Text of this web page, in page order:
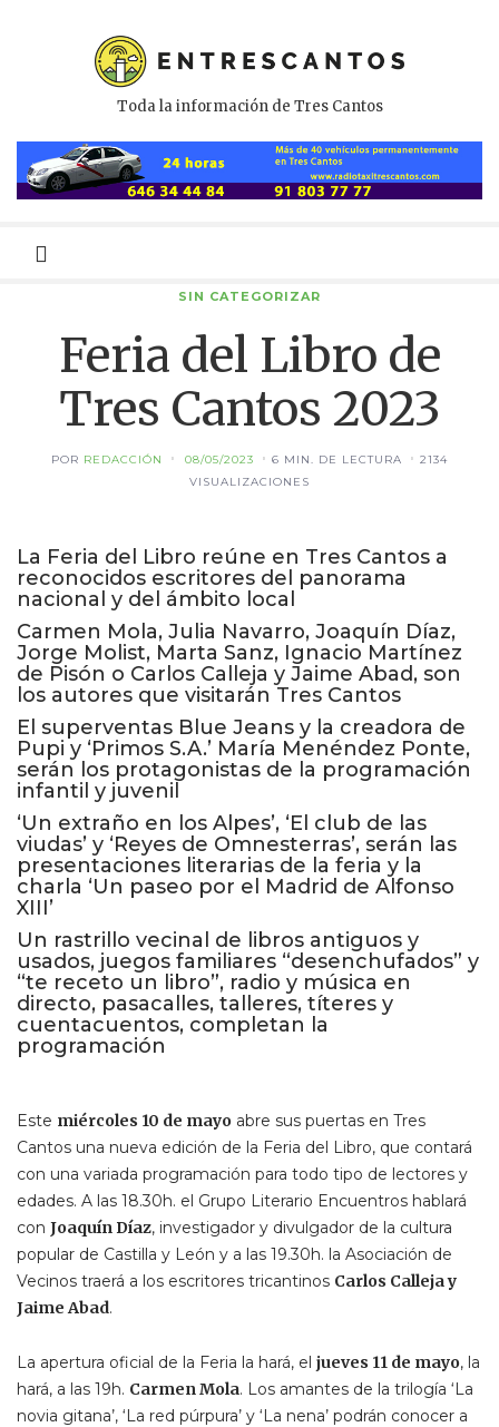
Toda la información de Tres Cantos
SIN CATEGORIZAR
Feria del Libro de
Tres Cantos 2023
POR REDACCIÓN 08/05/2023 6 MIN. DE LECTURA
2134
VISUALIZACIONES
La Feria del Libro reúne en Tres Cantos a
reconocidos escritores del panorama
nacional y del ámbito local
Carmen Mola, Julia Navarro, Joaquín Díaz,
Jorge Molist, Marta Sanz, Ignacio Martínez
de Pisón o Carlos Calleja y Jaime Abad, son
los autores que visitarán Tres Cantos
El superventas Blue Jeans y la creadora de
Pupi y ‘Primos S.A.’ María Menéndez Ponte,
serán los protagonistas de la programación
infantil y juvenil
‘Un extraño en los Alpes’, ‘El club de las
viudas’ y ‘Reyes de Omnesterras’, serán las
presentaciones literarias de la feria y la
charla ‘Un paseo por el Madrid de Alfonso
XIII’
Un rastrillo vecinal de libros antiguos y
usados, juegos familiares “desenchufados” y
“te receto un libro”, radio y música en
directo, pasacalles, talleres, títeres y
cuentacuentos, completan la
programación
Este miércoles 10 de mayo abre sus puertas en Tres
Cantos una nueva edición de la Feria del Libro, que contará
con una variada programación para todo tipo de lectores y
edades. A las 18.30h. el Grupo Literario Encuentros hablará
con Joaquín Díaz, investigador y divulgador de la cultura
popular de Castilla y León y a las 19.30h. la Asociación de
Vecinos traerá a los escritores tricantinos Carlos Calleja y
Jaime Abad.
La apertura oficial de la Feria la hará, el jueves 11 de mayo, la
hará, a las 19h. Carmen Mola. Los amantes de la trilogía ‘La
novia gitana’, ‘La red púrpura’ y ‘La nena’ podrán conocer a